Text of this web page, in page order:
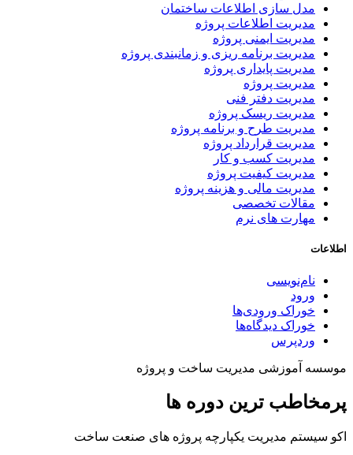
مدل سازی اطلاعات ساختمان
مدیریت اطلاعات پروژه
مدیریت ایمنی پروژه
مدیریت برنامه ریزی و زمانبندی پروژه
مدیریت پایداری پروژه
مدیریت پروژه
مدیریت دفتر فنی
مدیریت ریسک پروژه
مدیریت طرح و برنامه پروژه
مدیریت قرارداد پروژه
مدیریت کسب و کار
مدیریت کیفیت پروژه
مدیریت مالی و هزینه پروژه
مقالات تخصصی
مهارت های نرم
اطلاعات
نام‌نویسی
ورود
خوراک ورودی‌ها
خوراک دیدگاه‌ها
وردپرس
موسسه آموزشی مدیریت ساخت و پروژه
پرمخاطب ترین دوره ها
اکو سیستم مدیریت یکپارچه پروژه های صنعت ساخت